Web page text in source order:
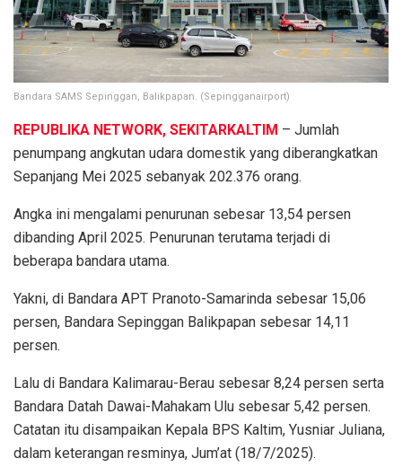
Bandara SAMS Sepinggan, Balikpapan. (Sepingganairport)
REPUBLIKA NETWORK, SEKITARKALTIM – Jumlah
penumpang angkutan udara domestik yang diberangkatkan
Sepanjang Mei 2025 sebanyak 202.376 orang.
Angka ini mengalami penurunan sebesar 13,54 persen
dibanding April 2025. Penurunan terutama terjadi di
beberapa bandara utama.
Yakni, di Bandara APT Pranoto-Samarinda sebesar 15,06
persen, Bandara Sepinggan Balikpapan sebesar 14,11
persen.
Lalu di Bandara Kalimarau-Berau sebesar 8,24 persen serta
Bandara Datah Dawai-Mahakam Ulu sebesar 5,42 persen.
Catatan itu disampaikan Kepala BPS Kaltim, Yusniar Juliana,
dalam keterangan resminya, Jum’at (18/7/2025).